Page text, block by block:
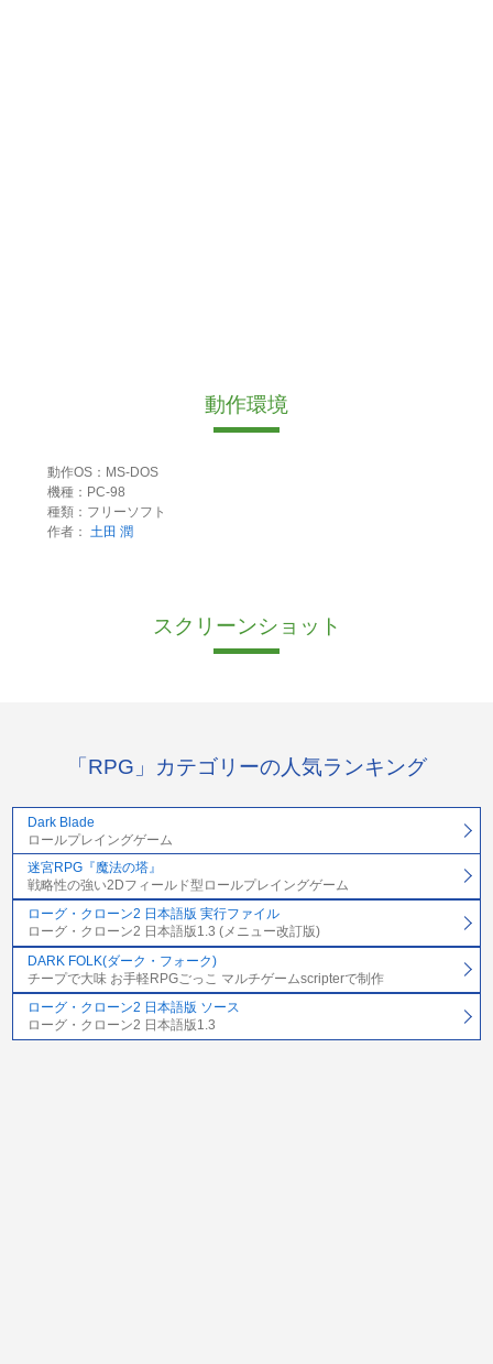
動作環境
動作OS：MS-DOS
機種：PC-98
種類：フリーソフト
作者： 土田 潤
スクリーンショット
「RPG」カテゴリーの人気ランキング
Dark Blade
ロールプレイングゲーム
迷宮RPG『魔法の塔』
戦略性の強い2Dフィールド型ロールプレイングゲーム
ローグ・クローン2 日本語版 実行ファイル
ローグ・クローン2 日本語版1.3 (メニュー改訂版)
DARK FOLK(ダーク・フォーク)
チープで大味 お手軽RPGごっこ マルチゲームscripterで制作
ローグ・クローン2 日本語版 ソース
ローグ・クローン2 日本語版1.3